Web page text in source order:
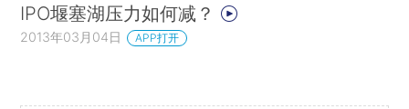
IPO堰塞湖压力如何减？
2013年03月04日 APP打开